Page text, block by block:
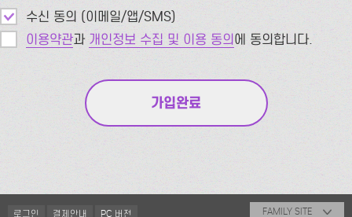
수신 동의 (이메일/앱/SMS)
이용약관과 개인정보 수집 및 이용 동의에 동의합니다.
로그인 결제안내 PC 버전 FAMILY SITE